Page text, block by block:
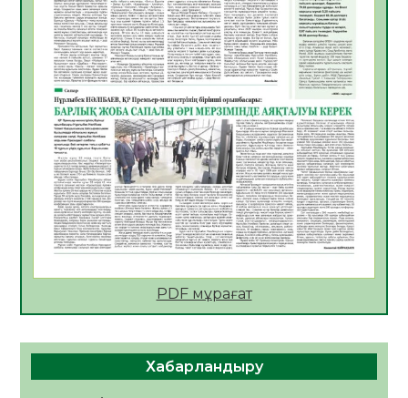
06.08.2026
26
Open Air: Қызылорда облысы полиция
департаменті 20 мыңнан астам
көрерменнің қауіпсіздігін қамтамасыз етті
06.08.2026
38
ҚЫЗЫЛОРДАДА «САНАЛЫ ҰРПАҚ –
ЖАРҚЫН БОЛАШАҚ» АТТЫ КЕҢЕЙТІЛГЕН
МӘЖІЛІС ӨТТІ
05.08.2026
38
Қазақстан Орталық Азиядағы көшуге ең
азаматтың міндеті
PDF мұрағат
Хабарландыру